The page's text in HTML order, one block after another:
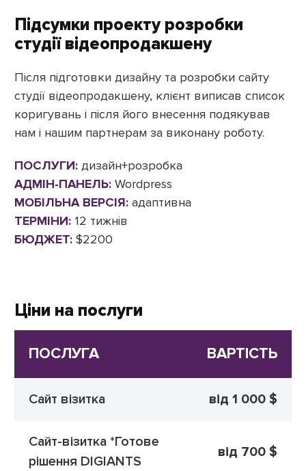
Підсумки проекту розробки
студії відеопродакшену
Після підготовки дизайну та розробки сайту
студії відеопродакшену, клієнт виписав список
коригувань і після його внесення подякував
нам і нашим партнерам за виконану роботу.
ПОСЛУГИ: дизайн+розробка
АДМІН-ПАНЕЛЬ: Wordpress
МОБІЛЬНА ВЕРСІЯ: адаптивна
ТЕРМІНИ: 12 тижнів
БЮДЖЕТ: $2200
Ціни на послуги
ПОСЛУГА ВАРТІСТЬ
Сайт візитка від 1 000 $
Сайт-візитка *Готове
рішення DIGIANTS
від 700 $